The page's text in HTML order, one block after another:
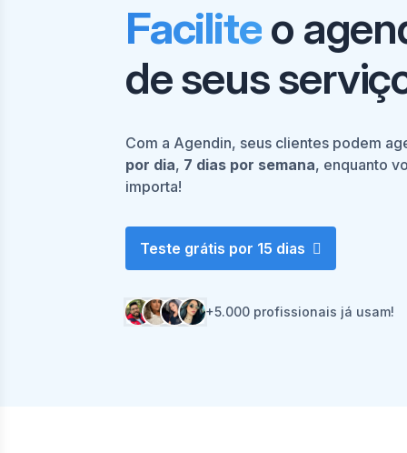
Faciliteo
de seus
Com a Agendin, seus clientes podem
por dia, 7 dias por semana, enquanto
importa!
Teste grátis por 15 dias
+5.000 profissionais já usam!